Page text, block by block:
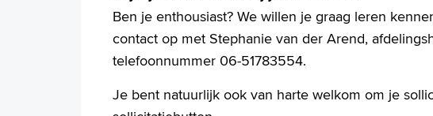
Ben je enthousiast? We willen je graag leren
contact op met Stephanie van der Arend,
telefoonnummer 06-51783554.
Je bent natuurlijk ook van harte welkom om je